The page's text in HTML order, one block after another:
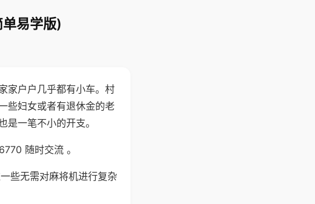
易学版)
家户户几乎都有小车。村
些妇女或者有退休金的老
一笔不小的开支。
随时交流 。
些无需对麻将机进行复杂